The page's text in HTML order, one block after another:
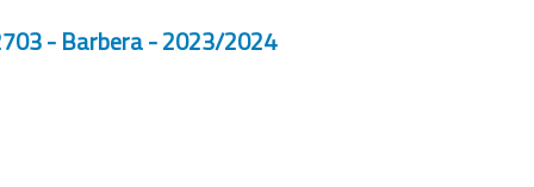
- Barbera - 2023/2024